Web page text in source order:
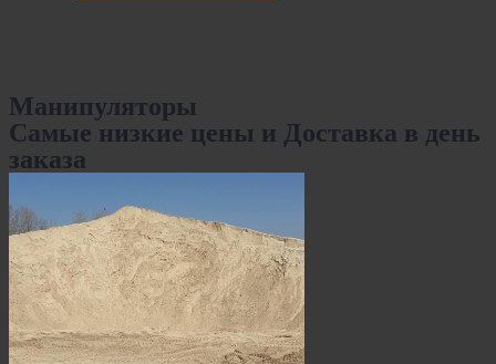
Манипуляторы
Самые низкие цены и Доставка в день
заказа